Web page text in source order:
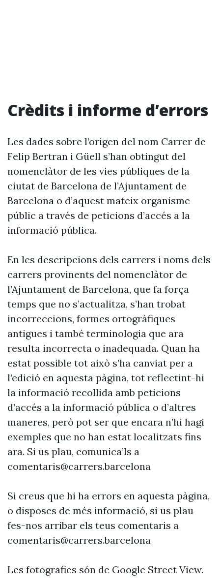
Crèdits i informe d’errors
Les dades sobre l’origen del nom Carrer de
Felip Bertran i Güell s’han obtingut del
nomenclàtor de les vies públiques de la
ciutat de Barcelona de l’Ajuntament de
Barcelona o d’aquest mateix organisme
públic a través de peticions d’accés a la
informació pública.
En les descripcions dels carrers i noms dels
carrers provinents del nomenclàtor de
l’Ajuntament de Barcelona, que fa força
temps que no s’actualitza, s’han trobat
incorreccions, formes ortogràfiques
antigues i també terminologia que ara
resulta incorrecta o inadequada. Quan ha
estat possible tot això s’ha canviat per a
l’edició en aquesta pàgina, tot reflectint-hi
la informació recollida amb peticions
d’accés a la informació pública o d’altres
maneres, però pot ser que encara n’hi hagi
exemples que no han estat localitzats fins
ara. Si us plau, comunica’ls a
comentaris@carrers.barcelona
Si creus que hi ha errors en aquesta pàgina,
o disposes de més informació, si us plau
fes-nos arribar els teus comentaris a
comentaris@carrers.barcelona
Les fotografies són de Google Street View.